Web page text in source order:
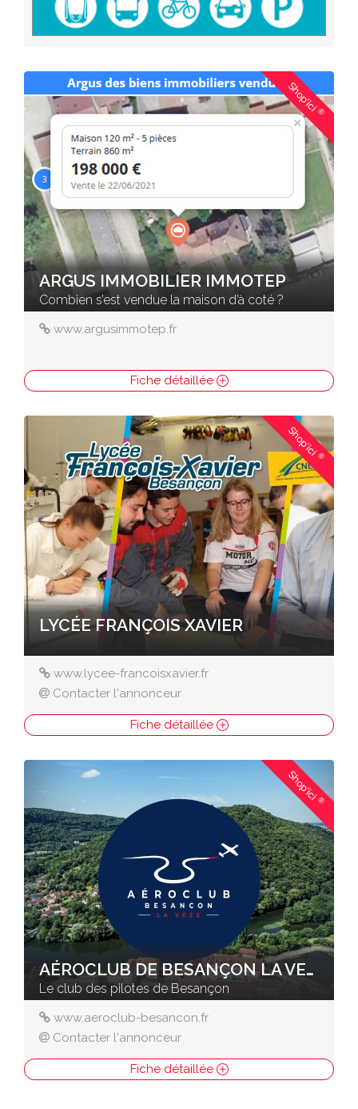
Shop'ici®
ARGUS IMMOBILIER IMMOTEP
Combien s’est vendue la maison d’à coté ?
www.argusimmotep.fr
Fiche détaillée
Shop'ici®
LYCÉE FRANÇOIS XAVIER
www.lycee-francoisxavier.fr
Contacter l'annonceur
Fiche détaillée
Shop'ici®
AÉROCLUB DE BESANÇON LA VEZE
Le club des pilotes de Besançon
www.aeroclub-besancon.fr
Contacter l'annonceur
Fiche détaillée